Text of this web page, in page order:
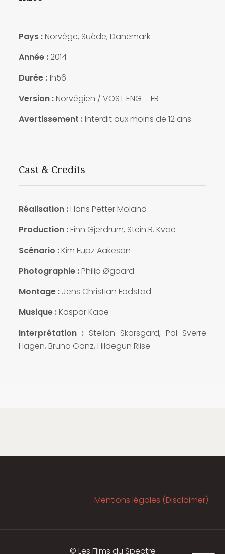
Pays :Norvège, Suède, Danemark
Année :2014
Durée :1h56
Version :Norvégien / VOST ENG – FR
Avertissement :Interdit aux moins de 12 ans
Cast & Credits
Réalisation :Hans Petter Moland
Production :Finn Gjerdrum, Stein B. Kvae
Scénario :Kim Fupz Aakeson
Photographie :Philip Øgaard
Montage : Jens Christian Fodstad
Musique :Kaspar Kaae
Interprétation : Stellan Skarsgard, Pal Sverre
Hagen, Bruno Ganz, Hildegun Riise
Mentions légales (Disclaimer)
© Les Films du Spectre